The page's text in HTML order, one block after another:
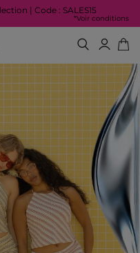
| Code : SALES15
*Voir conditions